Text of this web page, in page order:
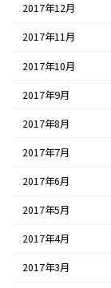
2017年12月
2017年11月
2017年10月
2017年9月
2017年8月
2017年7月
2017年6月
2017年5月
2017年4月
2017年3月